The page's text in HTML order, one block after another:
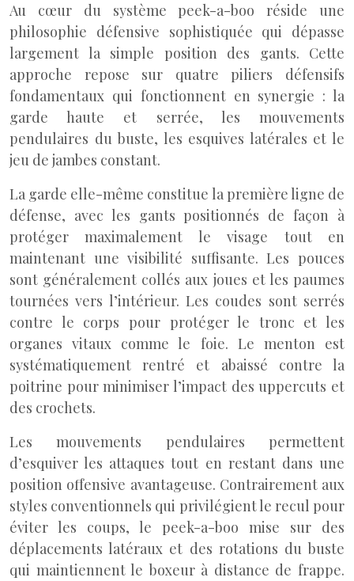
Au cœur du système peek-a-boo réside une
philosophie défensive sophistiquée qui dépasse
largement la simple position des gants. Cette
approche repose sur quatre piliers défensifs
fondamentaux qui fonctionnent en synergie : la
garde haute et serrée, les mouvements
pendulaires du buste, les esquives latérales et le
jeu de jambes constant.
La garde elle-même constitue la première ligne de
défense, avec les gants positionnés de façon à
protéger maximalement le visage tout en
maintenant une visibilité suffisante. Les pouces
sont généralement collés aux joues et les paumes
tournées vers l’intérieur. Les coudes sont serrés
contre le corps pour protéger le tronc et les
organes vitaux comme le foie. Le menton est
systématiquement rentré et abaissé contre la
poitrine pour minimiser l’impact des uppercuts et
des crochets.
Les mouvements pendulaires permettent
d’esquiver les attaques tout en restant dans une
position offensive avantageuse. Contrairement aux
styles conventionnels qui privilégient le recul pour
éviter les coups, le peek-a-boo mise sur des
déplacements latéraux et des rotations du buste
qui maintiennent le boxeur à distance de frappe.